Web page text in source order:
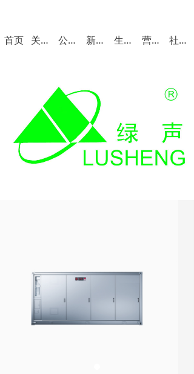
首页 关于我们 公司产品 新闻中心 生产与质量 营销与服务 社会招聘